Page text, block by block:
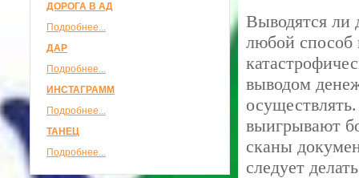
ДОРОГА В АД
Подробнее...
ДАР
Подробнее...
ИНСТАГРАММ
Подробнее...
ТАНЕЦ
Подробнее...
Выводятся ли
любой способ
выводом
выигрывают
сканы
следует